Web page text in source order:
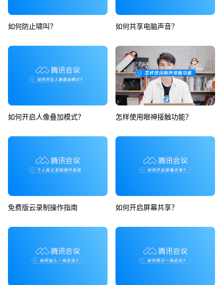
如何防止啸叫？ 如何共享电脑声音？
如何开启人像叠加模式？ 怎样使用眼神接触功能？
免费版云录制操作指南 如何开启屏幕共享？